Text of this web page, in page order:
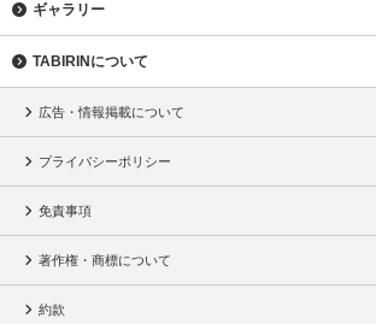
ギャラリー
TABIRINについて
広告・情報掲載について
プライバシーポリシー
免責事項
著作権・商標について
約款